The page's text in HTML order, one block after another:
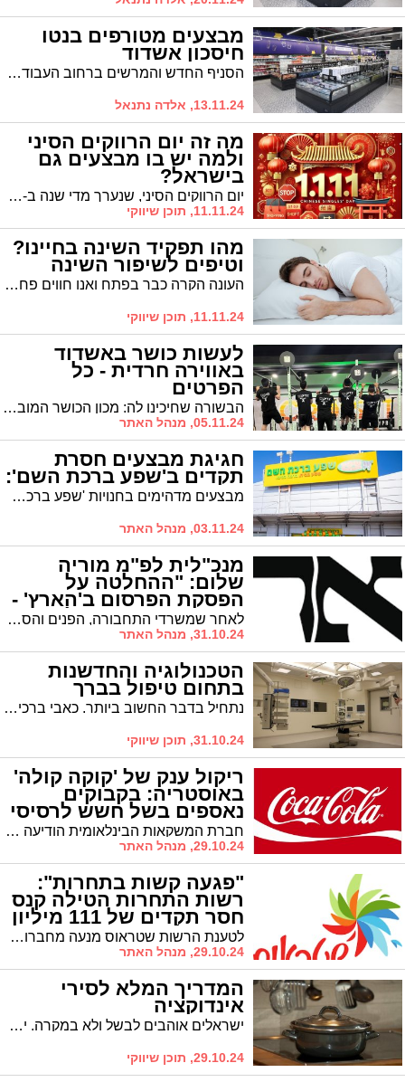
מבצעים מטורפים בנטו
חיסכון אשדוד
הסניף החדש והמרשים ברחוב העבודה 64 מציע מבצעים לוהטים שאסור לפספס:
13.11.24, אלדה נתנאל
מה זה יום הרווקים הסיני
ולמה יש בו מבצעים גם
בישראל?
יום הרווקים הסיני, שנערך מדי שנה ב-11 בנובמבר, הוא אחד מאירועי הקניות הגדולים בעולם. החגיגה התחילה בסין, אך עם הזמן צברה פופולריות כלל-עולמית וכיום מדובר באירוע קניות שמושך אליו רוכשים מכל רחבי הגלובוס, כולל בישראל.
11.11.24, תוכן שיווקי
מהו תפקיד השינה בחיינו?
וטיפים לשיפור השינה
העונה הקרה כבר בפתח ואנו חווים פחות ופחות שעות שמש. החשכה המוקדמת ומיעוט האור משפיעים על זמני השינה והערות. שינה טובה חיונית כמעט לכל התהליכים הפיזיולוגיים וממלאת תפקיד קריטי בשמירה על בריאותנו הפיזית והנפשית.
11.11.24, תוכן שיווקי
לעשות כושר באשדוד
באווירה חרדית - כל
הפרטים
הבשורה שחיכינו לה: מכון הכושר המוביל בעיר 'קרוספיט סי אנד סאן' השיק סדרת אימוני כושר המתקיימים בהפרדה מלאה וברוח הצביון החרדי - ועם המאמנים הטובים בעיר. כל הפרטים – בפנים
05.11.24, מנהל האתר
חגיגת מבצעים חסרת
תקדים ב'שפע ברכת השם':
מבצעים מדהימים בחנויות 'שפע ברכת ה''. שווה לבקר
03.11.24, מנהל האתר
מנכ"לית לפ"מ מוריה
שלום: "ההחלטה על
הפסקת הפרסום ב'הארץ' -
בידי משרדי הממשלה" לאחר שמשרדי התחבורה, הפנים והספורט הודיעו על הפסקת הפרסומים בלפ"מ בעקבות דבריו של בעלי 'הארץ', שוקן, לפיהם "המחבלים הם לוחמי חופש", מבהירים בלפ"מ כי מי שמוסמך להחליט על הפסקת הפרסומים הם משרדי הממשלה ולא לפ"מ
31.10.24, מנהל האתר
הטכנולוגיה והחדשנות
בתחום טיפול בברך
נתחיל בדבר החשוב ביותר. כאבי ברכיים הם לא תופעה יוצאת דופן ואתם ממש לא היחידים שסובלים מהבעיה הזו. מדובר על בעיה המשותפת לאנשים רבים ואם גם אתם סובלים ממנה, הרי שאתם צריכים לדעת כי יש הרבה מאוד מה לעשות עם הבעיה הזו בניסיון לפתור אותה. אתם לא צריכים לחוש כאב ואנחנו היום, בעידן החדש, יודעים להשתמש בטכנולוגיות פורצות דרך כדי לאפשר למרבית האוכלוסיה לחיות באיכות חיים גבוהה כמה שניתן. אם אתם רוצים להבין מה אנחנו יכולים לעשות כדי לפתור בעיות, מדוע הכאב נגרם לכתחילה ומה כדאי לעשות, אנחנו פה כדי לתת לכם הסבר מקיף בנושא הזה. אנחנו מתחילים עכשיו.
31.10.24, תוכן שיווקי
ריקול ענק של 'קוקה קולה'
באוסטריה: בקבוקים
נאספים בשל חשש לרסיסי
מתכת במשקה חברת המשקאות הבינלאומית הודיעה על ריקול חסר תקדים שתבצע באוסטריה, שם נאספים הבקבוקים מהמדפים בשל חשש להימצאות רסיסי מתכת במשקה
29.10.24, מנהל האתר
"פגעה קשות בתחרות":
רשות התחרות הטילה קנס
חסר תקדים של 111 מיליון
ש"ח על 'שטראוס' לטענת הרשות שטראוס מנעה מחברות קטנות להיכנס לתחום המשקאות. "ההפרה לא רק עיכבה את כניסתה של ויילר כמתחרה בשוק המשקאות הצמחיים הטריים, אלא גם פגעה בתמריץ וביכולת שלה להתחרות בשוק זה בעתיד". החברה הודיעה כי תערער על הקנס העצום
29.10.24, מנהל האתר
המדריך המלא לסירי
אינדוקציה
ישראלים אוהבים לבשל ולא במקרה. יש משהו קודם כל בקיבוץ הגלויות הייחודי לנו בלבד. אשר הוביל לכך שהמטבח הישראלי התפתח בתור מטבח של מהגרים. בשולחנות בהם מקובל לראות מטבוחה יושבת בשלווה ליד כבד קצוץ, הרי שזה בנוסף לעובדה כי ישראלים נחשבים לאומה משפחתית מאוד. כל אלו הפכו את הישראלים לקבוצה שאוהבת לבשל ומבשלת לא רע.
29.10.24, תוכן שיווקי